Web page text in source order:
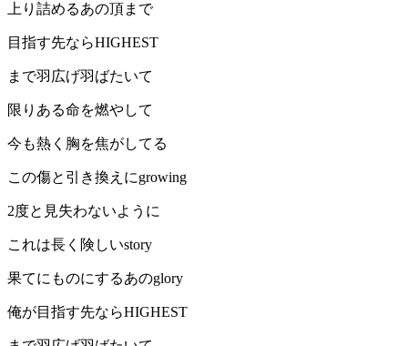
上り詰めるあの頂まで
目指す先ならHIGHEST
まで羽広げ羽ばたいて
限りある命を燃やして
今も熱く胸を焦がしてる
この傷と引き換えにgrowing
2度と見失わないように
これは長く険しいstory
果てにものにするあのglory
俺が目指す先ならHIGHEST